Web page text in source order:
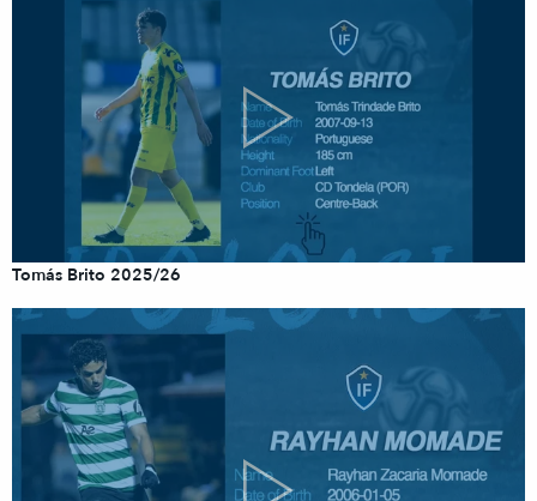
Tomás Brito 2025/26